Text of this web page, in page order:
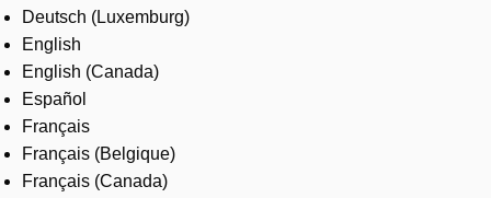
Contact us
Careers
Deutsch (Luxemburg)
English
English (Canada)
Español
Français
Français (Belgique)
Français (Canada)